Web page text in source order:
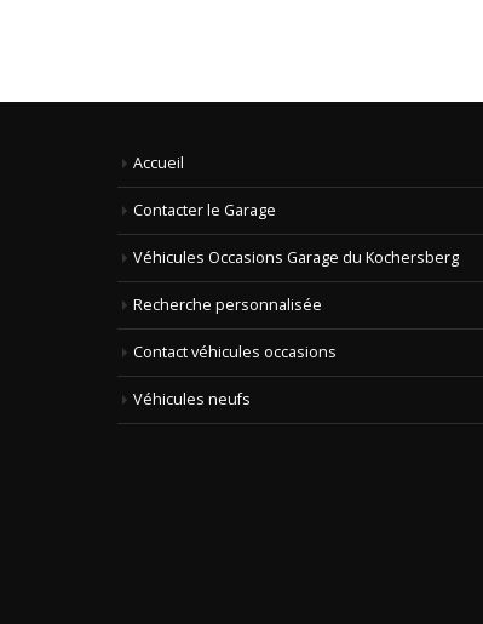
Accueil
Contacter le Garage
Véhicules Occasions Garage du Kochersberg
Recherche personnalisée
Contact véhicules occasions
Véhicules neufs